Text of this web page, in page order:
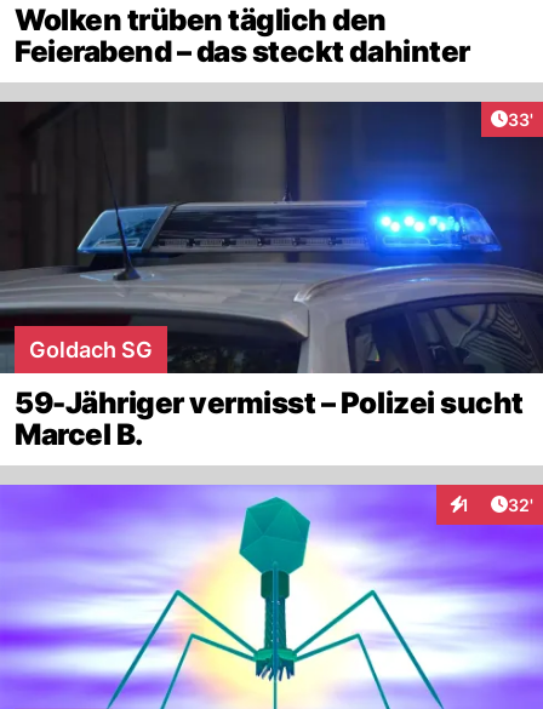
Wolken trüben täglich den
Feierabend – das steckt dahinter
33'
Goldach SG
59-Jähriger vermisst – Polizei sucht
Marcel B.
1 32'